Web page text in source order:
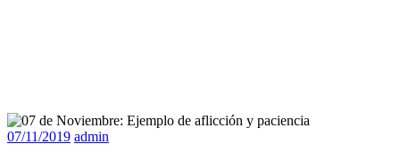
07/11/2019 admin